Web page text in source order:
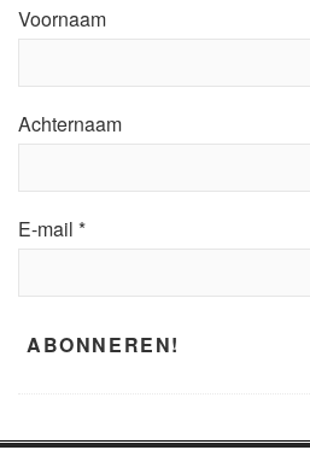
Voornaam
Achternaam
E-mail *